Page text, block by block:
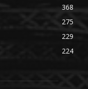
368
275
229
224